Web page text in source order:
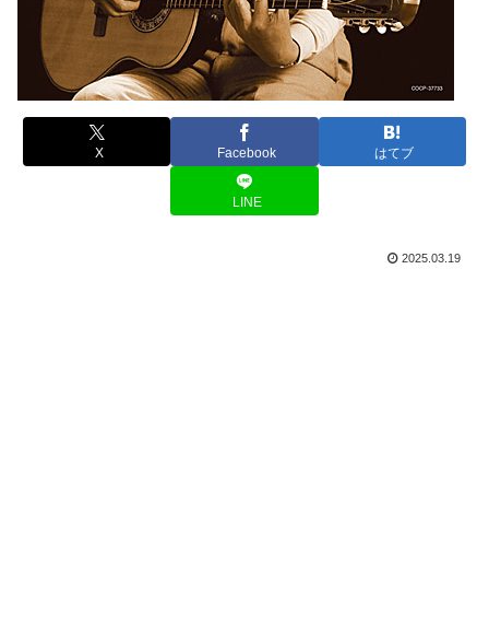
X Facebook はてブ
LINE
2025.03.19